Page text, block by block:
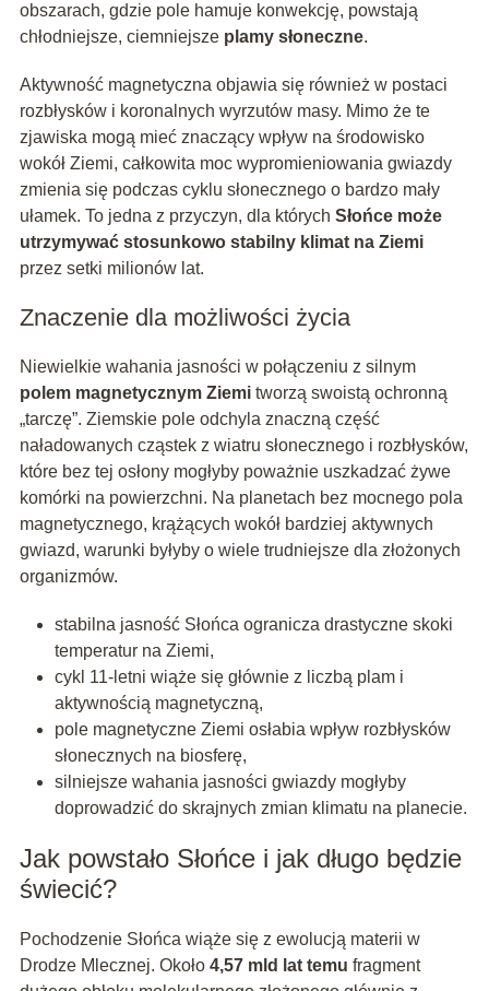
obszarach, gdzie pole hamuje konwekcję, powstają
chłodniejsze, ciemniejsze plamy słoneczne.
Aktywność magnetyczna objawia się również w postaci
rozbłysków i koronalnych wyrzutów masy. Mimo że te
zjawiska mogą mieć znaczący wpływ na środowisko
wokół Ziemi, całkowita moc wypromieniowania gwiazdy
zmienia się podczas cyklu słonecznego o bardzo mały
ułamek. To jedna z przyczyn, dla których Słońce może
utrzymywać stosunkowo stabilny klimat na Ziemi
przez setki milionów lat.
Znaczenie dla możliwości życia
Niewielkie wahania jasności w połączeniu z silnym
polem magnetycznym Ziemitworzą swoistą ochronną
„tarczę”. Ziemskie pole odchyla znaczną część
naładowanych cząstek z wiatru słonecznego i rozbłysków,
które bez tej osłony mogłyby poważnie uszkadzać żywe
komórki na powierzchni. Na planetach bez mocnego pola
magnetycznego, krążących wokół bardziej aktywnych
gwiazd, warunki byłyby o wiele trudniejsze dla złożonych
organizmów.
stabilna jasność Słońca ogranicza drastyczne skoki
temperatur na Ziemi,
cykl 11‑letni wiąże się głównie z liczbą plam i
aktywnością magnetyczną,
pole magnetyczne Ziemi osłabia wpływ rozbłysków
słonecznych na biosferę,
silniejsze wahania jasności gwiazdy mogłyby
doprowadzić do skrajnych zmian klimatu na planecie.
Jak powstało Słońce i jak długo będzie
świecić?
Pochodzenie Słońca wiąże się z ewolucją materii w
Drodze Mlecznej. Około 4,57 mld lat temu fragment